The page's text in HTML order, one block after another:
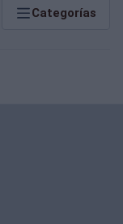
Categorías